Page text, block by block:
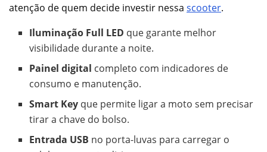
atenção de quem decide investir nessa scooter.
Iluminação Full LED que garante melhor
visibilidade durante a noite.
Painel digital completo com indicadores de
consumo e manutenção.
Smart Key que permite ligar a moto sem precisar
tirar a chave do bolso.
Entrada USB no porta-luvas para carregar o